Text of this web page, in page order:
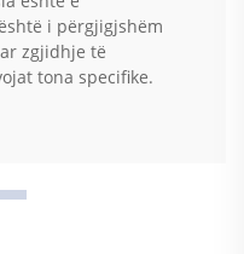
i përgjigjshëm
zgjidhje të
tona specifike.